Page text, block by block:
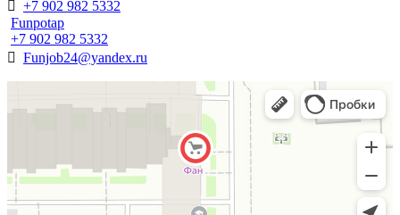
+7 902 982 5332
Funpotap
+7 902 982 5332
Funjob24@yandex.ru